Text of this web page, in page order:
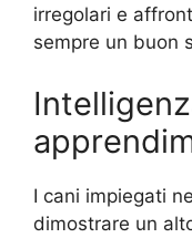
irregolari e
sempre un buon
I cani impiegati
dimostrare un